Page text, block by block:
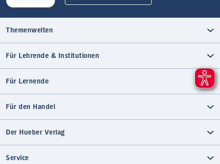
Themenwelten
Für Lehrende & Institutionen
Für Lernende
Für den Handel
Der Hueber Verlag
Service